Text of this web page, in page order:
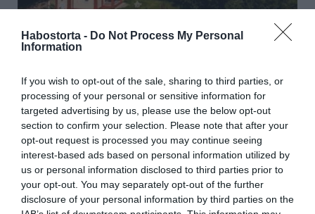
Habostorta - Do Not Process My Personal
Information
If you wish to opt-out of the sale, sharing to third parties, or
processing of your personal or sensitive information for
targeted advertising by us, please use the below opt-out
section to confirm your selection. Please note that after your
opt-out request is processed you may continue seeing
interest-based ads based on personal information utilized by
us or personal information disclosed to third parties prior to
your opt-out. You may separately opt-out of the further
disclosure of your personal information by third parties on the
hirdetik a ritka, de mégis előforduló el nem múló
szerelmet, mely a sírnál sem ér véget. A lány csukott, míg
a férfi nyitott szemmel álmodik, kinek jobb keze Magdus
balján pihen. A legenda szerint, ha kedveseddel a
nászágy fölött megfogjátok egy más kezét örök
szerelemre és boldog jövőre leltek.
A villa földszintjén megtekinthető Molnár Csilla – az
őszinte szépség – emléktárgyaiból készített tárlat, mely
betekintést enged a tragikus sorsú szépségkirálynő